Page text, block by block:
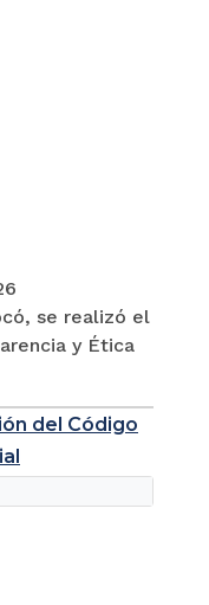
se realizó el
y Ética
del Código